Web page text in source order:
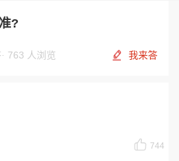
?
· 763 人浏览 我来答
744